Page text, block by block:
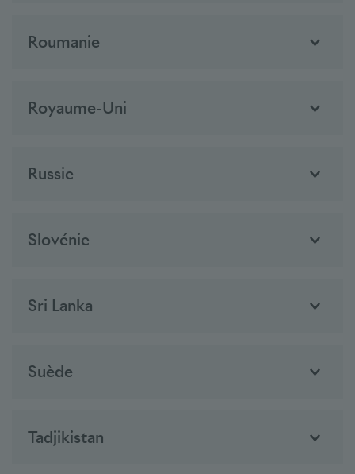
Roumanie
Royaume-Uni
Russie
Slovénie
Sri Lanka
Suède
Tadjikistan